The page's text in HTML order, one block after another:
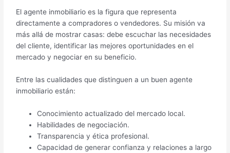
El agente inmobiliario es la figura que representa
directamente a compradores o vendedores. Su misión va
más allá de mostrar casas: debe escuchar las necesidades
del cliente, identificar las mejores oportunidades en el
mercado y negociar en su beneficio.
Entre las cualidades que distinguen a un buen agente
inmobiliario están:
Conocimiento actualizado del mercado local.
Habilidades de negociación.
Transparencia y ética profesional.
Capacidad de generar confianza y relaciones a largo